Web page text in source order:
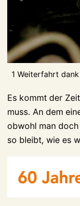
1 Weiterfahrt
Es kommt der
muss. An dem
obwohl man
so bleibt, wie es